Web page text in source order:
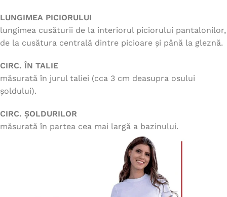
LUNGIMEA PICIORULUI
lungimea cusăturii de la interiorul piciorului pantalonilor,
de la cusătura centrală dintre picioare și până la gleznă.
CIRC. ÎN TALIE
măsurată în jurul taliei (cca 3 cm deasupra osului
șoldului).
CIRC. ȘOLDURILOR
măsurată în partea cea mai largă a bazinului.